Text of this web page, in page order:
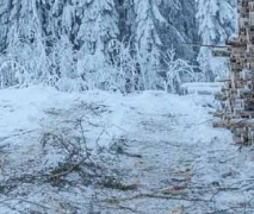
eurolla. Uudessa
ja
olla toisin päin.